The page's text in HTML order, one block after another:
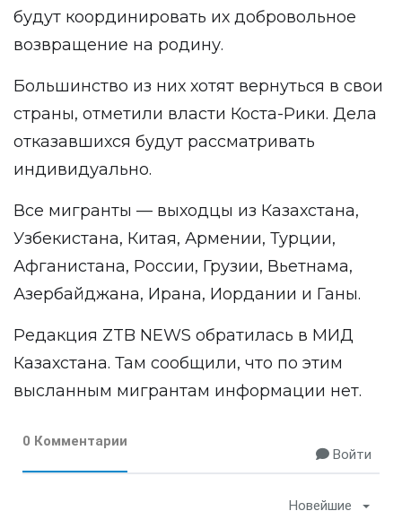
будут координировать их добровольное
возвращение на родину.
Большинство из них хотят вернуться в свои
страны, отметили власти Коста-Рики. Дела
отказавшихся будут рассматривать
индивидуально.
Все мигранты — выходцы из Казахстана,
Узбекистана, Китая, Армении, Турции,
Афганистана, России, Грузии, Вьетнама,
Азербайджана, Ирана, Иордании и Ганы.
Редакция ZTB NEWS обратилась в МИД
Казахстана. Там сообщили, что по этим
высланным мигрантам информации нет.
0 Комментарии
Войти
Новейшие